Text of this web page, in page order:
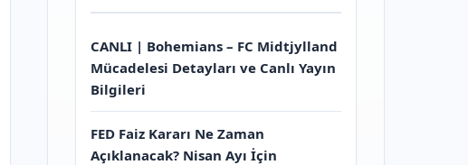
CANLI | Bohemians – FC Midtjylland
Mücadelesi Detayları ve Canlı Yayın
Bilgileri
FED Faiz Kararı Ne Zaman
Açıklanacak? Nisan Ayı İçin